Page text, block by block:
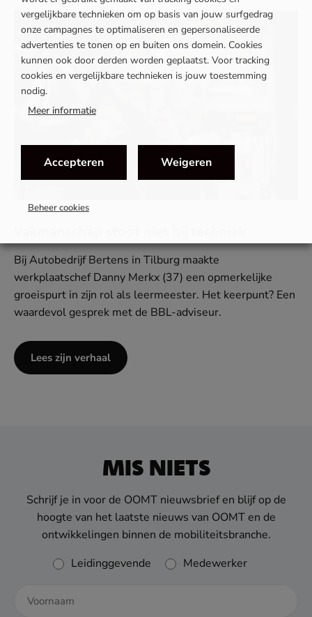
Bij Autobedrijf Bertens in Tilburg maakte
werkplaatschef Danny Merkx (37) een opmerkelijke
groeispurt in zijn rol als leermeester. Het keerpunt? Een
waardevol gesprek met de BBL-adviseur.
Lees zijn verhaal
MIS NIETS
Schrijf je in voor de OOMT nieuwsbrief en blijf op de
hoogte van het laatste nieuws van OOMT en de
ontwikkelingen binnen de mobiliteitsbranche.
Rol
Leidinggevende Medewerker
vergelijkbare technieken om op basis van jouw surfgedrag
onze campagnes te optimaliseren en gepersonaliseerde
advertenties te tonen op en buiten ons domein. Cookies
kunnen ook door derden worden geplaatst. Voor tracking
cookies en vergelijkbare technieken is jouw toestemming
nodig.
Meer informatie
Accepteren Weigeren
Beheer cookies